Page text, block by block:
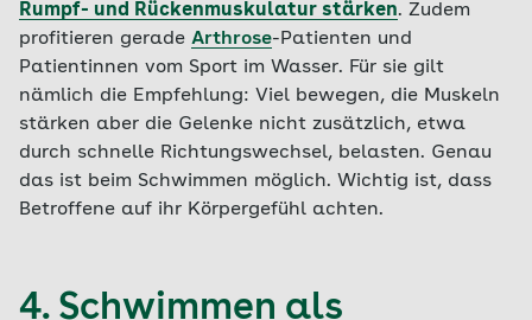
Rumpf- und Rückenmuskulatur stärken. Zudem
profitieren gerade Arthrose-Patienten und
Patientinnen vom Sport im Wasser. Für sie gilt
nämlich die Empfehlung: Viel bewegen, die Muskeln
stärken aber die Gelenke nicht zusätzlich, etwa
durch schnelle Richtungswechsel, belasten. Genau
das ist beim Schwimmen möglich. Wichtig ist, dass
Betroffene auf ihr Körpergefühl achten.
4. Schwimmen als